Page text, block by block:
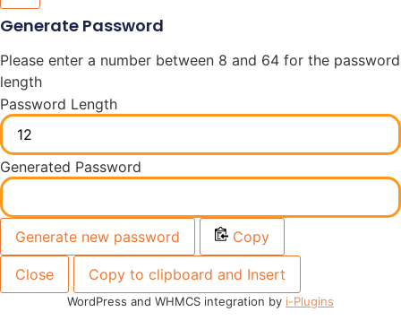
Generate Password
Please enter a number between 8 and 64 for the password
length
Password Length
Generated Password
Generate new password Copy
Close Copy to clipboard and Insert
WordPress and WHMCS integration by i-Plugins